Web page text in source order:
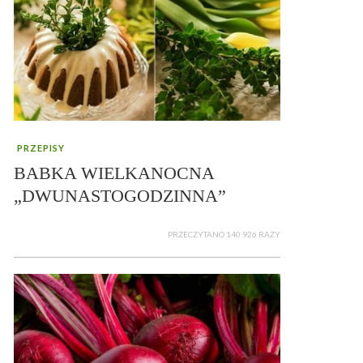
PRZEPISY
BABKA WIELKANOCNA
„DWUNASTOGODZINNA”
PRZECZYTANO 140 926 RAZY